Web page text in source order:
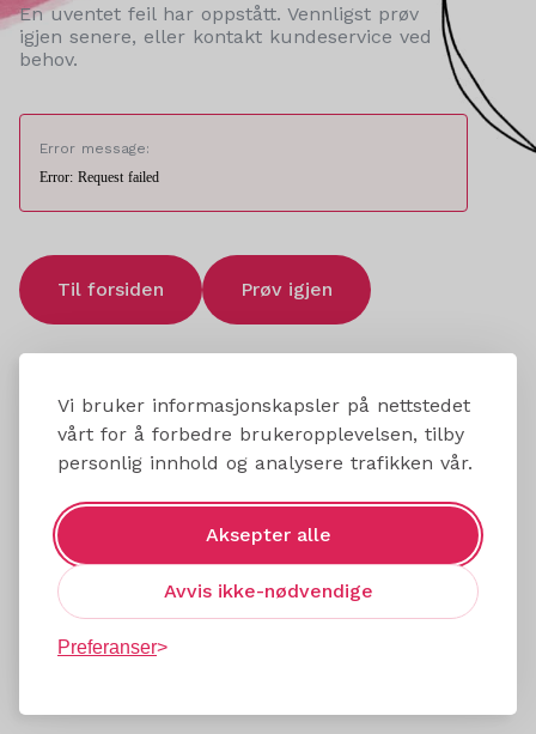
Vi bruker informasjonskapsler på nettstedet
vårt for å forbedre brukeropplevelsen, tilby
personlig innhold og analysere trafikken vår.
Aksepter alle
Avvis ikke-nødvendige
Preferanser
En uventet feil har oppstått. Vennligst prøv
igjen senere, eller kontakt kundeservice ved
behov.
Error message:
Error: Request failed
Til forsiden Prøv igjen